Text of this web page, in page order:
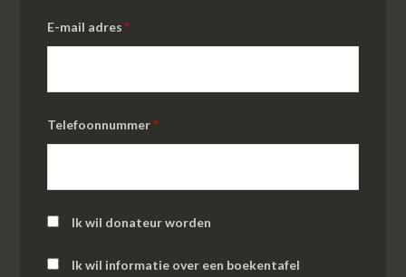
E-mail adres*
Telefoonnummer*
Ik wil donateur worden
Ik wil informatie over een boekentafel